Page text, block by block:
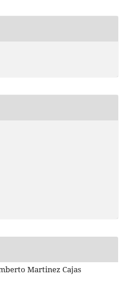
Martinez Cajas